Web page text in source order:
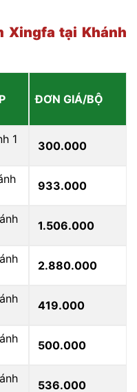
Xingfa tại Khánh
ĐƠN GIÁ/BỘ
1
300.000
933.000
1.506.000
2.880.000
419.000
500.000
536.000